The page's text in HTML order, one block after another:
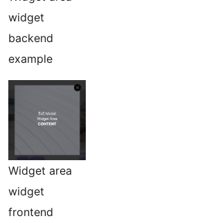
widget
backend
example
Widget area
widget
frontend